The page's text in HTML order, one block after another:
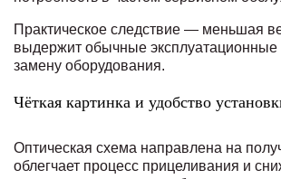
Практическое следствие — меньшая
выдержит обычные эксплуатационные
замену оборудования.
Чёткая картинка и удобство
Оптическая схема направлена на
облегчает процесс прицеливания и